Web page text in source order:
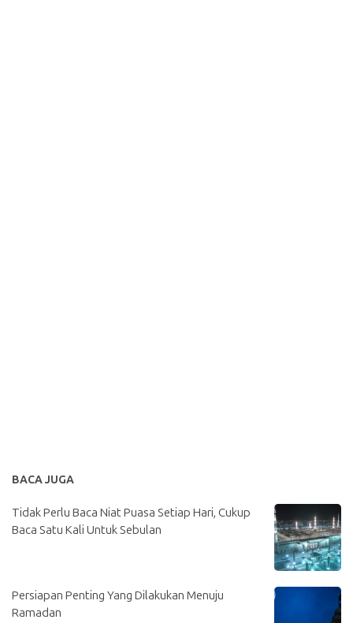
BACA JUGA
Tidak Perlu Baca Niat Puasa Setiap Hari, Cukup
Baca Satu Kali Untuk Sebulan
Persiapan Penting Yang Dilakukan Menuju
Ramadan